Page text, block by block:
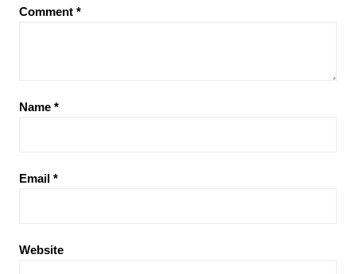
Comment *
Name *
Email *
Website